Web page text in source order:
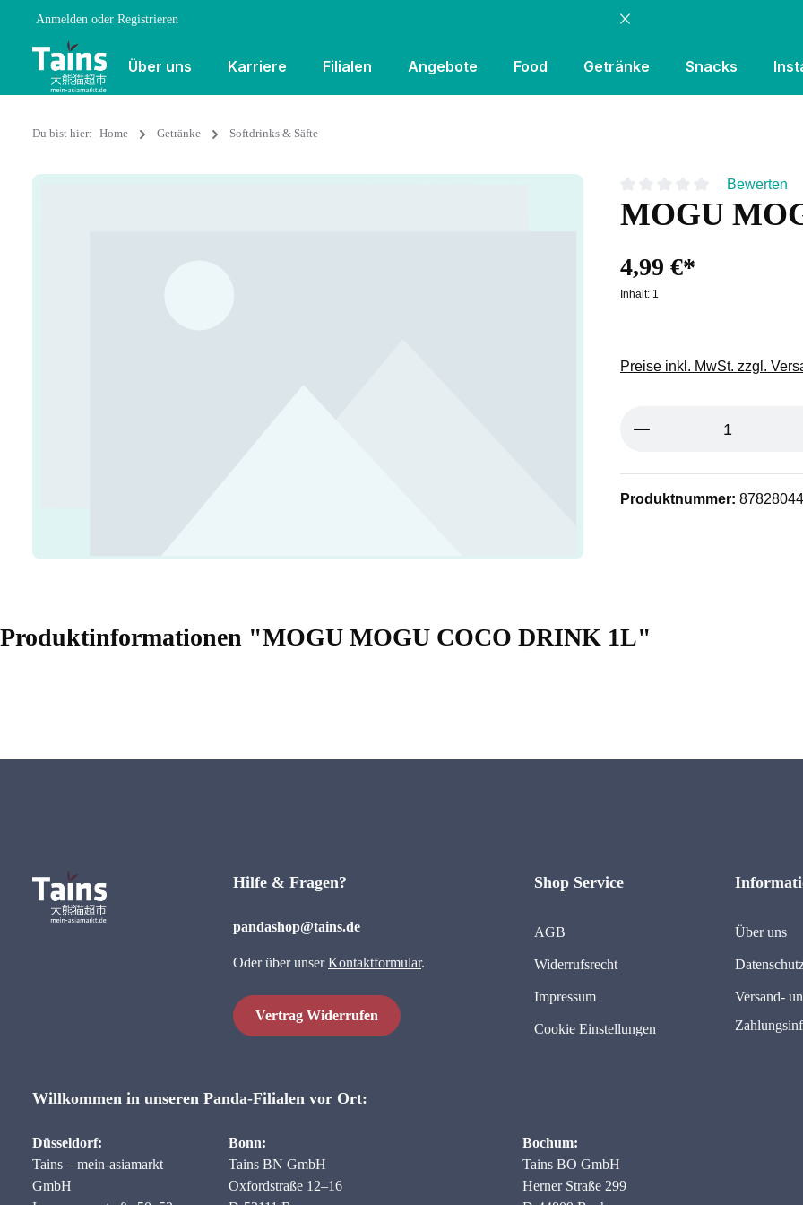
Anmelden oder Registrieren
Über uns Karriere Filialen Angebote Food Getränke Snacks
Du bist hier: Home Getränke Softdrinks & Säfte
Durchschnittliche
Bewerten
MOGU
4,99 €*
Inhalt: 1
Preise inkl. MwSt. zzgl.
Produkt Anzahl:
Produktnummer: 87828044
Produktinformationen "MOGU MOGU COCO DRINK 1L"
Willkommen in unseren Panda-Filialen vor Ort:
Düsseldorf:
Tains – mein-asiamarkt
GmbH
Bonn:
Tains BN GmbH
Oxfordstraße 12–16
Bochum:
Tains BO GmbH
Herner Straße 299
Hilfe & Fragen?
pandashop@tains.de
Oder über unserKontaktformular.
Vertrag Widerrufen
Shop Service
AGB
Widerrufsrecht
Impressum
Cookie Einstellungen
Über uns
Versand-